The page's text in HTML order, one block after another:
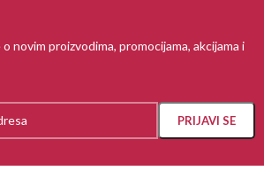
novim proizvodima, promocijama, akcijama i